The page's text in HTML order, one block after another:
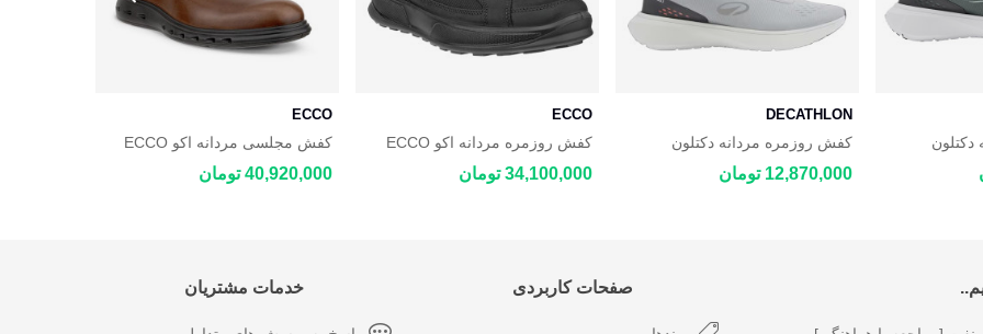
DECATHLON
کفش روزمره مردانه دکتلون
DECATHLON JOGFLOW
12,870,000 تومان
ECCO
کفش روزمره مردانه اکو ECCO
BYWAY 2.0
34,100,000 تومان
ECCO
کفش مجلسی مردانه اکو ECCO
HYBRID 720
40,920,000 تومان
صفحات کاربردی خدمات مشتریان